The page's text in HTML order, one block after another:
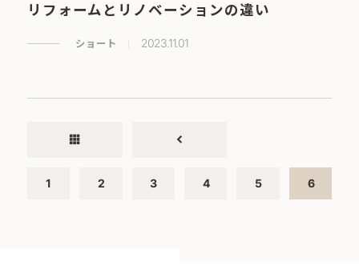
リフォームとリノベーションの違い
ショート 2023.11.01
apps chevron_left
1 2 3 4 5 6